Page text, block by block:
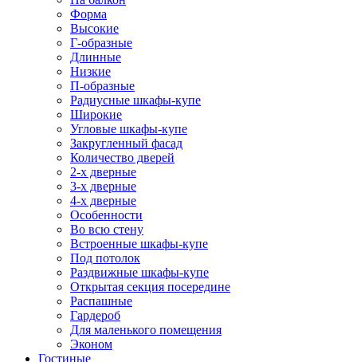
Форма
Высокие
Г-образные
Длинные
Низкие
П-образные
Радиусные шкафы-купе
Широкие
Угловые шкафы-купе
Закругленный фасад
Количество дверей
2-х дверные
3-х дверные
4-х дверные
Особенности
Во всю стену
Встроенные шкафы-купе
Под потолок
Раздвижные шкафы-купе
Открытая секция посередине
Распашные
Гардероб
Для маленького помещения
Эконом
Гостиные